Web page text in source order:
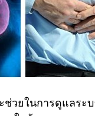
วยในการดูแลระ